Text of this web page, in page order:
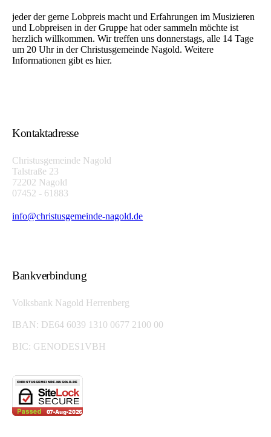
jeder der gerne Lobpreis macht und Erfahrungen im Musizieren
und Lobpreisen in der Gruppe hat oder sammeln möchte ist
herzlich willkommen. Wir treffen uns donnerstags, alle 14 Tage
um 20 Uhr in der Christusgemeinde Nagold. Weitere
Informationen gibt es hier.
Kontaktadresse
Christusgemeinde Nagold
Talstraße 23
72202 Nagold
07452 - 61883
info@christusgemeinde-nagold.de
Bankverbindung
Volksbank Nagold Herrenberg
IBAN: DE64 6039 1310 0677 2100 00
BIC: GENODES1VBH